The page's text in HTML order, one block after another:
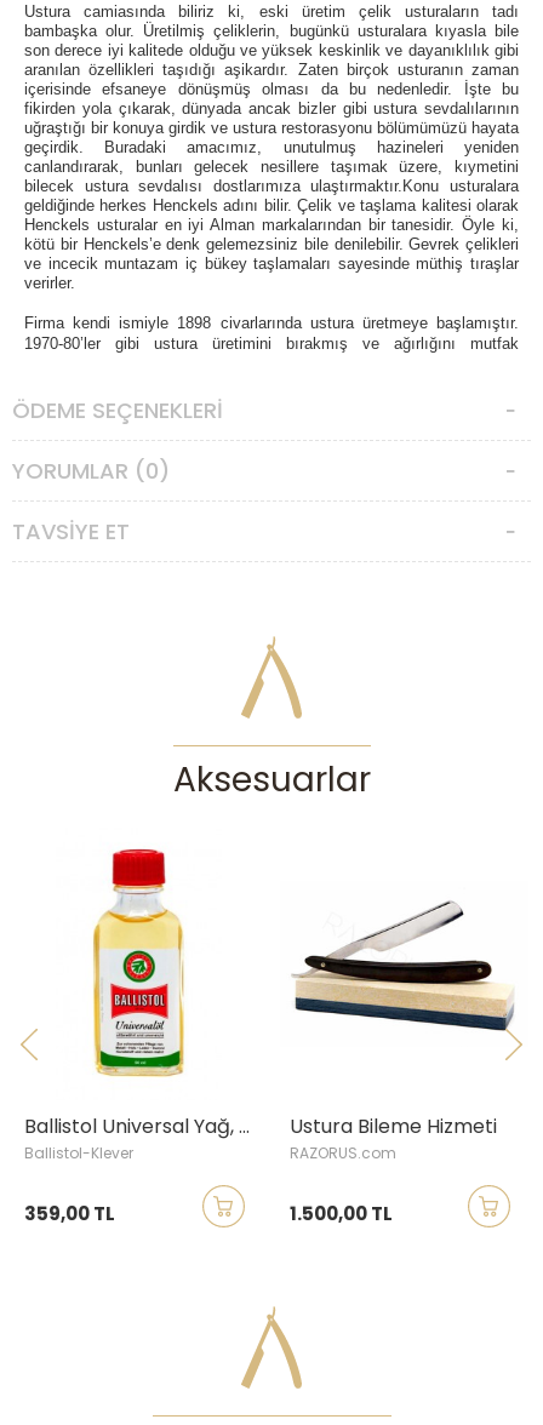
Ustura camiasında biliriz ki, eski üretim çelik usturaların tadı
bambaşka olur. Üretilmiş çeliklerin, bugünkü usturalara kıyasla bile
son derece iyi kalitede olduğu ve yüksek keskinlik ve dayanıklılık gibi
aranılan özellikleri taşıdığı aşikardır. Zaten birçok usturanın zaman
içerisinde efsaneye dönüşmüş olması da bu nedenledir. İşte bu
fikirden yola çıkarak, dünyada ancak bizler gibi ustura sevdalılarının
uğraştığı bir konuya girdik ve ustura restorasyonu bölümümüzü hayata
geçirdik. Buradaki amacımız, unutulmuş hazineleri yeniden
canlandırarak, bunları gelecek nesillere taşımak üzere, kıymetini
bilecek ustura sevdalısı dostlarımıza ulaştırmaktır. Konu usturalara
geldiğinde herkes Henckels adını bilir. Çelik ve taşlama kalitesi olarak
Henckels usturalar en iyi Alman markalarından bir tanesidir. Öyle ki,
kötü bir Henckels’e denk gelemezsiniz bile denilebilir. Gevrek çelikleri
ve incecik muntazam iç bükey taşlamaları sayesinde müthiş tıraşlar
verirler.
Firma kendi ismiyle 1898 civarlarında ustura üretmeye başlamıştır.
1970-80’ler gibi ustura üretimini bırakmış ve ağırlığını mutfak
J. A. Henckels Friodur Çelik Ustura
paslanmaz çelikten, yarım içbükey taşlamalı bir modeldir. Oldukça
etli, dolgun ve iri boyutlardaki bu model, son derece kaliteli paslanmaz
çeliğiyle kolayca keskinleşmekte ve yüksek keskinliğe
ulaşabilmektedir.
Usturamız polisajlanmış, kayışlanmış, dezenfekte edilmiş ve koruma
amaçlı yağlanmıştır. Paketten çıkarıldığı haliyle tıraşa hazırdır.
Usturalar özel ilgi ve bakım isterler. Keskin ağız mutlaka darbelerden
veya sürtünmelerden korunmalıdır. Her kullanım sonrası özenle
zamanlarda mutlaka ince bir yağ tabakasıyla korunmaya alınmalıdır.
sakalını tanıyan tecrübeli kişilerin kullanımına uygun bir alettir. Yeterli
deneyimi olmayan kişilerin elinde ustura ciddi kazalara ve
yaralanmalara yol açabilir. Islak tıraşı seven ancak yeterince deneyim
sahibi olmayan bir kullanıcıysanız
klasik tıraş aletlerimize
gezdirmenizi tavsiye ederiz.
***Sadece ustura gönderilmektedir; stantlı resim görsel amaçlı
eklenmiştir.
ÖDEME SEÇENEKLERI
YORUMLAR (0)
TAVSIYE ET
Aksesuarlar
Ballistol Universal Yağ, 50 ml
Ballistol-Klever
359,00 TL
Ustura Bileme Hizmeti
RAZORUS.com
1.500,00 TL